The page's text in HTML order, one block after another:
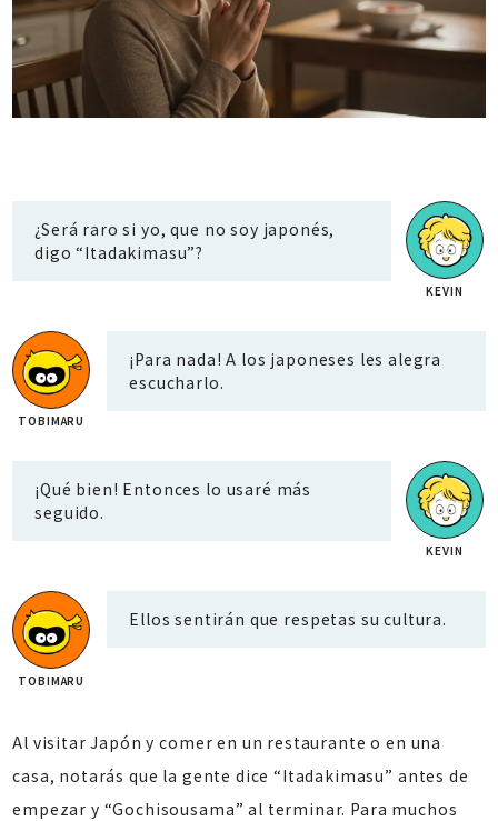
¿Será raro si yo, que no soy japonés,
digo “Itadakimasu”?
¡Para nada! A los japoneses les alegra
escucharlo.
¡Qué bien! Entonces lo usaré más
seguido.
Ellos sentirán que respetas su cultura.
Al visitar Japón y comer en un restaurante o en una
casa, notarás que la gente dice “Itadakimasu” antes de
empezar y “Gochisousama” al terminar. Para muchos